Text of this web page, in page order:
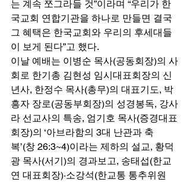
는 계속 쪼그라들 것”이라며 “우리가 한
국교회 연합기관을 하나로 만들면 결국
그 혜택은 한국교회와 우리의 후세대들
이 보게 된다”고 했다.
이날 예배는 이병순 목사(공동회장)의 사
회로 한기총 김현성 임시대표회장의 신
년사, 한정수 목사(총무)의 대표기도, 박
흥자 장로(공동부회장)의 성경봉독, 강사
라 선교사의 특송, 엄기호 목사(증경대표
회장)의 ‘아브라함의 3대 난관과 축
복’(창 26:3~4)이라는 제하의 설교, 황덕
광 목사(서기)의 경과보고, 송태섭(한교
연 대표회장)·소강석(한교통 통추위원